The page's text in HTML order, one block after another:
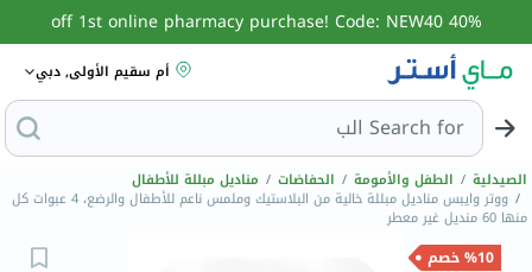
40% off 1st online pharmacy purchase! Code: NEW40
أم سقيم الأولى, دبي
Search for البحث عن مزيل ع
الصيدلية / الطفل والأمومة / الحفاضات / مناديل مبللة للأطفال
/ ووتر وايبس مناديل مبللة خالية من البلاستيك وملمس ناعم للأطفال والرضع، 4 عبوات كل
منها 60 منديل غير معطر
%10 خصم